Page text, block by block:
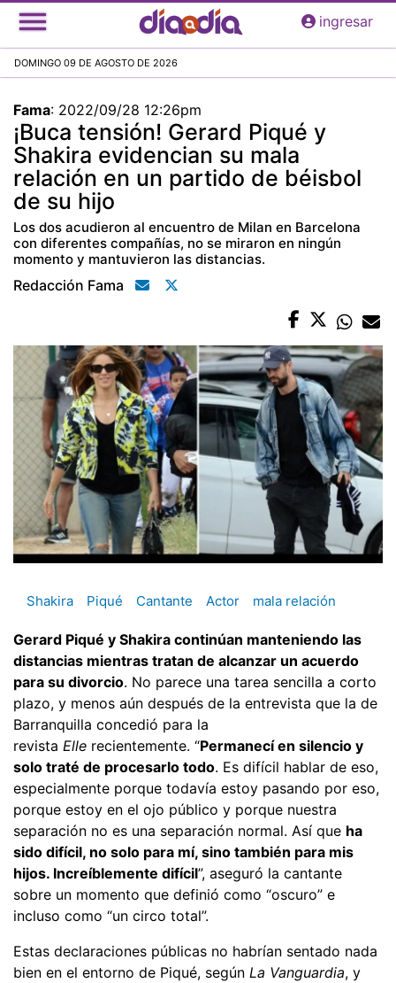
Pasar
al
principal
ingresar
DOMINGO 09 DE AGOSTO DE 2026
Fama: 2022/09/28 12:26pm
¡Buca tensión! Gerard Piqué y
Shakira evidencian su mala
relación en un partido de béisbol
de su hijo
Los dos acudieron al encuentro de Milan en Barcelona
con diferentes compañías, no se miraron en ningún
momento y mantuvieron las distancias.
Redacción Fama
Shakira Piqué Cantante Actor mala relación
Gerard Piqué y Shakira continúan manteniendo las
distancias mientras tratan de alcanzar un acuerdo
para su divorcio. No parece una tarea sencilla a corto
plazo, y menos aún después de la entrevista que la de
Barranquilla concedió para la
revista Elle recientemente. “Permanecí en silencio y
solo traté de procesarlo todo. Es difícil hablar de eso,
especialmente porque todavía estoy pasando por eso,
porque estoy en el ojo público y porque nuestra
separación no es una separación normal. Así que ha
sido difícil, no solo para mí, sino también para mis
hijos. Increíblemente difícil”, aseguró la cantante
sobre un momento que definió como “oscuro” e
incluso como “un circo total”.
Estas declaraciones públicas no habrían sentado nada
bien en el entorno de Piqué, según La Vanguardia, y